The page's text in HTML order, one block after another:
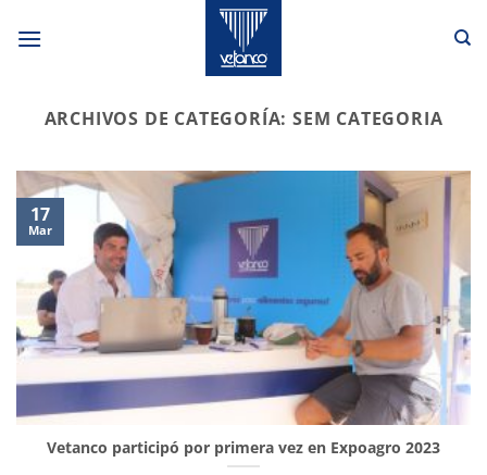
ARCHIVOS DE CATEGORÍA: SEM CATEGORIA
Vetanco participó por primera vez en Expoagro 2023
17
Mar